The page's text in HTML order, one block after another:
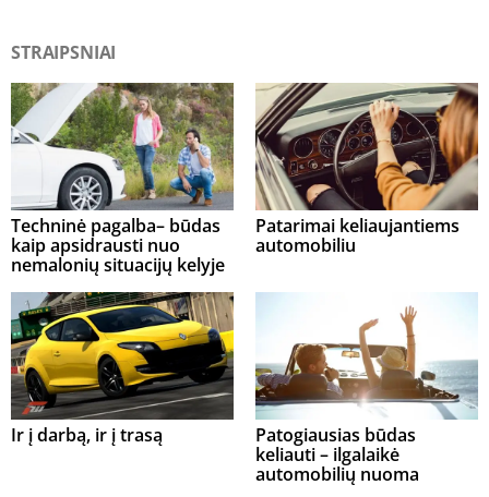
STRAIPSNIAI
Techninė pagalba– būdas
kaip apsidrausti nuo
nemalonių situacijų kelyje
Patarimai keliaujantiems
automobiliu
Ir į darbą, ir į trasą
Patogiausias būdas
keliauti – ilgalaikė
automobilių nuoma